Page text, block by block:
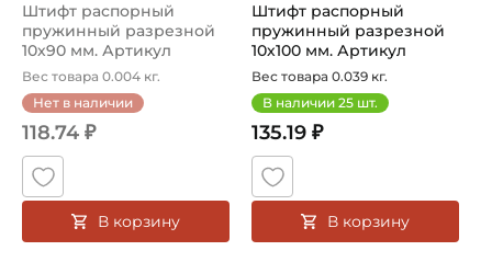
Штифт распорный
пружинный разрезной
10х90 мм. Артикул
14811090 (Kramp)
Вес товара 0.004 кг.
Нет в наличии
118.74 ₽
В корзину
Штифт распорный
пружинный разрезной
10х100 мм. Артикул
148110100 (Kramp...
Вес товара 0.039 кг.
В наличии 25 шт.
135.19 ₽
В корзину